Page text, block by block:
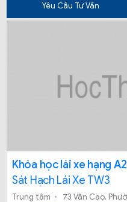
Yêu Cầu Tư Vấn
Khóa học lái xe hạng A2
Sát Hạch Lái Xe TW3
Trung tâm